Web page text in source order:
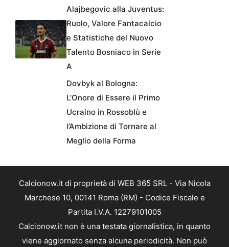
Alajbegovic alla Juventus:
Ruolo, Valore Fantacalcio
e Statistiche del Nuovo
Talento Bosniaco in Serie
A
Dovbyk al Bologna:
L’Onore di Essere il Primo
Ucraino in Rossoblù e
l’Ambizione di Tornare al
Meglio della Forma
Calcionow.it di proprietà di WEB 365 SRL - Via Nicola
Marchese 10, 00141 Roma (RM) - Codice Fiscale e
Partita I.V.A. 12279101005
Calcionow.it non è una testata giornalistica, in quanto
viene aggiornato senza alcuna periodicità. Non può